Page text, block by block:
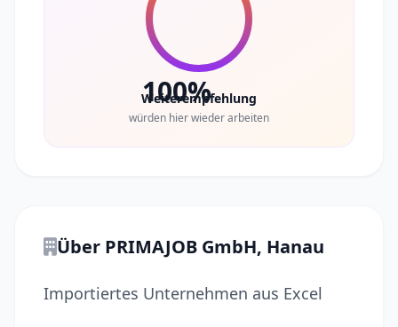
100%
Weiterempfehlung
würden hier wieder arbeiten
Über PRIMAJOB GmbH, Hanau
Importiertes Unternehmen aus Excel